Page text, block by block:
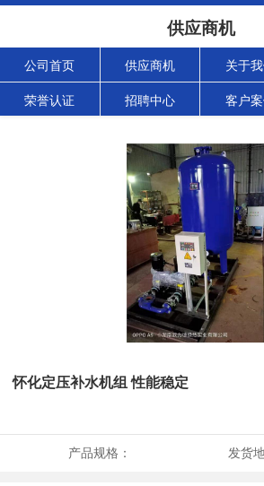
供应商机
公司首页 供应商机 关于
荣誉认证 招聘中心 客户案
怀化定压补水机组 性能稳定
产品规格： 发货